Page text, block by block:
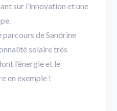
sur l’innovation et une
de Sandrine
solaire très
l’énergie et le
en exemple !